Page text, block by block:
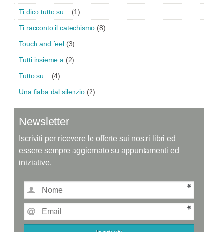
Ti dico tutto su... (1)
Ti racconto il catechismo (8)
Touch and feel (3)
Tutti insieme a (2)
Tutto su... (4)
Una fiaba dal silenzio (2)
Newsletter
Iscriviti per ricevere le offerte sui nostri libri ed
essere sempre aggiornato su appuntamenti ed
iniziative.